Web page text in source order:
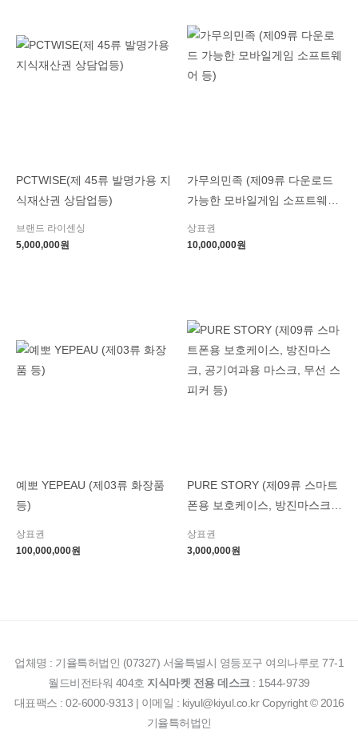
PCTWISE(제 45류 발명가용 지
식재산권 상담업등)
브랜드 라이센싱
5,000,000원
가무의민족 (제09류 다운로드
가능한 모바일게임 소프트웨어
상표권
10,000,000원
예뽀 YEPEAU (제03류 화장품
등)
상표권
100,000,000원
PURE STORY (제09류 스마트
폰용 보호케이스, 방진마스크,
커 등)
상표권
3,000,000원
업체명 : 기율특허법인 (07327) 서울특별시 영등포구 여의나루로 77-1
월드비전타워 404호 지식마켓 전용 데스크: 1544-9739
대표팩스 : 02-6000-9313 | 이메일 : kiyul@kiyul.co.kr Copyright © 2016
기율특허법인